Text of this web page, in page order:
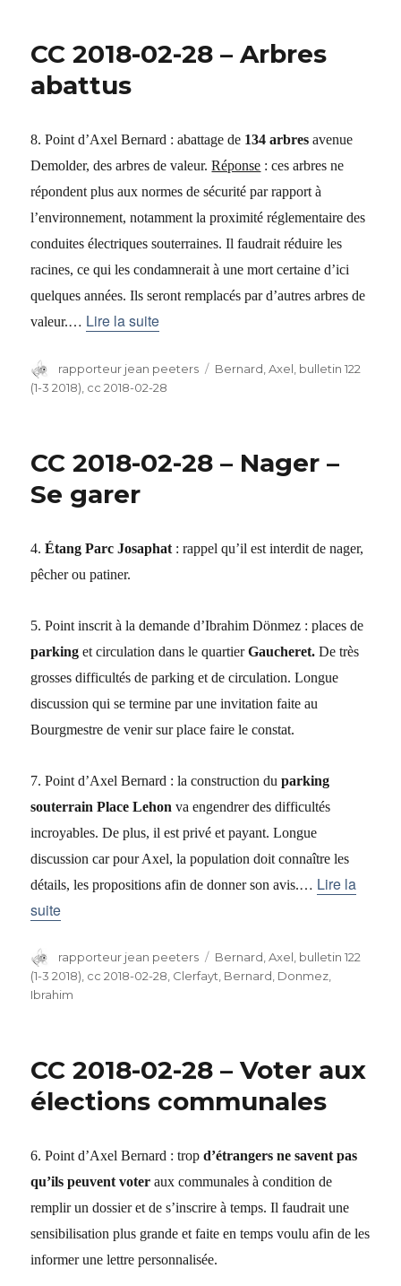
CC 2018-02-28 – Arbres
abattus
8. Point d’Axel Bernard : abattage de 134 arbres avenue
Demolder, des arbres de valeur.Réponse : ces arbres ne
répondent plus aux normes de sécurité par rapport à
l’environnement, notamment la proximité réglementaire des
conduites électriques souterraines. Il faudrait réduire les
racines, ce qui les condamnerait à une mort certaine d’ici
quelques années. Ils seront remplacés par d’autres arbres de
valeur.… Lire la suite
Auteur
rapporteur jean peeters Catégories
Bernard, Axel bulletin 122
(1-3 2018) cc 2018-02-28
CC 2018-02-28 – Nager –
Se garer
4. Étang Parc Josaphat : rappel qu’il est interdit de nager,
pêcher ou patiner.
5. Point inscrit à la demande d’Ibrahim Dönmez : places de
parking et circulation dans le quartierGaucheret. De très
grosses difficultés de parking et de circulation. Longue
discussion qui se termine par une invitation faite au
Bourgmestre de venir sur place faire le constat.
7. Point d’Axel Bernard : la construction duparking
souterrain Place Lehon va engendrer des difficultés
incroyables. De plus, il est privé et payant. Longue
discussion car pour Axel, la population doit connaître les
détails, les propositions afin de donner son avis.… Lire la
suite
Auteur
rapporteur jean peeters Catégories
Bernard, Axel bulletin 122
(1-3 2018) cc 2018-02-28 Clerfayt, Bernard Donmez,
Ibrahim
CC 2018-02-28 – Voter aux
élections communales
6. Point d’Axel Bernard : tropd’étrangers ne savent pas
qu’ils peuvent voter aux communales à condition de
remplir un dossier et de s’inscrire à temps. Il faudrait une
sensibilisation plus grande et faite en temps voulu afin de les
informer une lettre personnalisée.